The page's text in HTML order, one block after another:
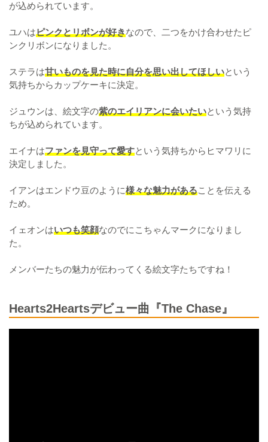
が込められています。
ユハはピンクとリボンが好きなので、二つをかけ合わせたピ
ンクリボンになりました。
ステラは甘いものを見た時に自分を思い出してほしいという
気持ちからカップケーキに決定。
ジュウンは、絵文字の紫のエイリアンに会いたいという気持
ちが込められています。
エイナはファンを見守って愛すという気持ちからヒマワリに
決定しました。
イアンはエンドウ豆のように様々な魅力があることを伝える
ため。
イェオンはいつも笑顔なのでにこちゃんマークになりまし
た。
メンバーたちの魅力が伝わってくる絵文字たちですね！
Hearts2Heartsデビュー曲『The Chase』